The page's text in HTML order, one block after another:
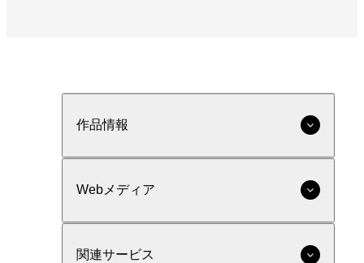
作品情報
Webメディア
関連サービス